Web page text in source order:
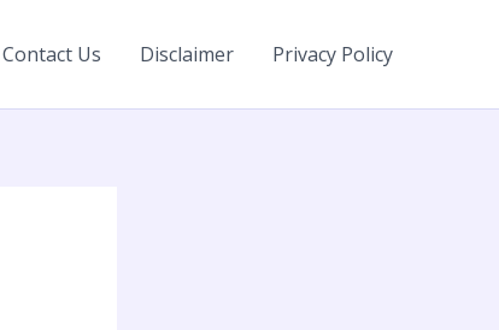
Contact Us Disclaimer Privacy Policy